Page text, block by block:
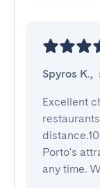
Spyros K.,
Excellent
Porto's
any time.